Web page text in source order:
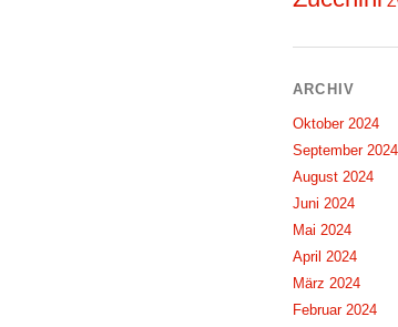
ARCHIV
Oktober 2024
September 2024
August 2024
Juni 2024
Mai 2024
April 2024
März 2024
Februar 2024